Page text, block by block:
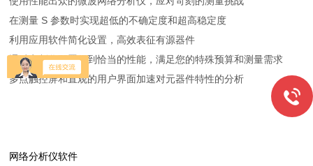
在测量 S 参数时实现超低的不确定度和超高稳定度
利用应用软件简化设置，高效表征有源器件
通过定制化配置得到恰当的性能，满足您的特殊预算和测量需求
多点触控屏和直观的用户界面加速对元器件特性的分析
网络分析仪软件